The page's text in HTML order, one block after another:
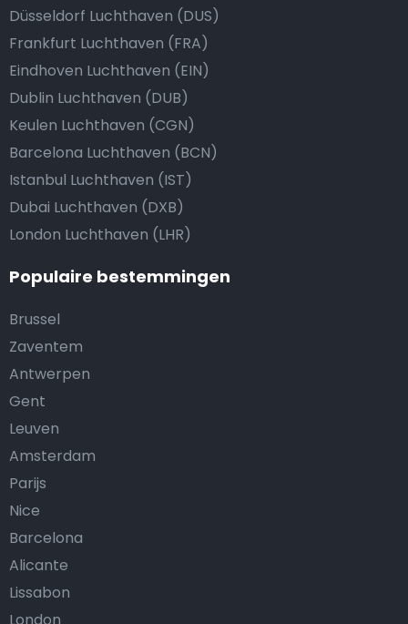
Düsseldorf Luchthaven (DUS)
Frankfurt Luchthaven (FRA)
Eindhoven Luchthaven (EIN)
Dublin Luchthaven (DUB)
Keulen Luchthaven (CGN)
Barcelona Luchthaven (BCN)
Istanbul Luchthaven (IST)
Dubai Luchthaven (DXB)
London Luchthaven (LHR)
Populaire bestemmingen
Brussel
Zaventem
Antwerpen
Gent
Leuven
Amsterdam
Parijs
Nice
Barcelona
Alicante
Lissabon